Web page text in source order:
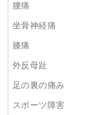
腰痛
坐骨神経痛
膝痛
外反母趾
足の裏の痛み
スポーツ障害